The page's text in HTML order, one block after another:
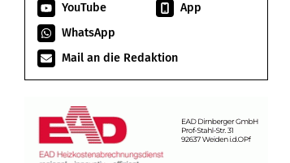
YouTube
App
WhatsApp
Mail an die Redaktion